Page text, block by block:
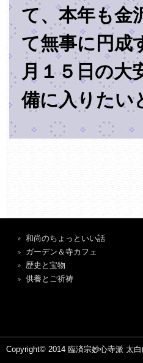
て、本年も金
て無事に円成
月１５日の大
備に入りたい
和尚のちょっといい話
ガーデン＆寺カフェ
歴史と宝物
供養とご祈祷
Copyright© 2014 臨済宗妙心寺派 太